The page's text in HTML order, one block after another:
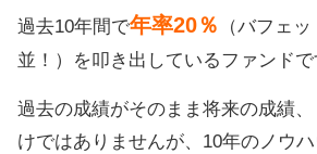
過去10年間で年率20％
（バフェ
並！）を叩き出しているファンドで
過去の成績がそのまま将来の成績
けではありませんが、10年のノウ